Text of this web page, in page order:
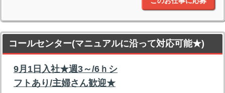
コールセンター(マニュアルに沿って対応可能★)
9月1日入社★週3～/6ｈシ
フトあり/主婦さん歓迎★